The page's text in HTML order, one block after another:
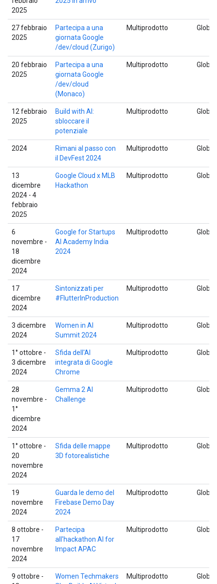
2025
27 febbraio
2025
Partecipa a una
giornata Google
/dev/cloud (Zurigo)
Multiprodotto
20 febbraio
2025
Partecipa a una
giornata Google
/dev/cloud
(Monaco)
Multiprodotto
12 febbraio
2025
Build with AI:
sbloccare il
potenziale
Multiprodotto
2024
Rimani al passo con
il DevFest 2024
Multiprodotto
13
dicembre
2024 - 4
febbraio
2025
Google Cloud x MLB
Hackathon
Multiprodotto
6
novembre -
18
dicembre
2024
Google for Startups
AI Academy India
2024
Multiprodotto
17
dicembre
2024
Sintonizzati per
#FlutterInProduction
Multiprodotto
3 dicembre
2024
Women in AI
Summit 2024
Multiprodotto
1° ottobre -
3 dicembre
2024
Sfida dell'AI
integrata di Google
Chrome
Multiprodotto
28
novembre -
1°
dicembre
2024
Gemma 2 AI
Challenge
Multiprodotto
1° ottobre -
20
novembre
2024
Sfida delle mappe
3D fotorealistiche
Multiprodotto
19
novembre
2024
Guarda le demo del
Firebase Demo Day
2024
Multiprodotto
8 ottobre -
17
novembre
2024
Partecipa
all'hackathon AI for
Impact APAC
Multiprodotto
9 ottobre -
Women Techmakers
Multiprodotto